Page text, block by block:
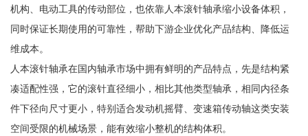
机构、电动工具的传动部位，也依靠人本滚针轴承缩小设备体积，
同时保证长期使用的可靠性，帮助下游企业优化产品结构、降低运
维成本。
人本滚针轴承在国内轴承市场中拥有鲜明的产品特点，先是结构紧
凑适配性强，它的滚针直径细小，相比其他类型轴承，相同内径条
件下径向尺寸更小，特别适合发动机摇臂、变速箱传动轴这类安装
空间受限的机械场景，能有效缩小整机的结构体积。